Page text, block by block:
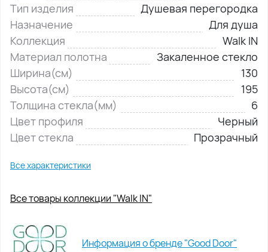
Тип изделия
Душевая перегородка
Назначение
Для душа
Коллекция
Walk IN
Материал полотна
Закаленное стекло
Ширина(см)
130
Высота(см)
195
Толщина стекла(мм)
6
Цвет профиля
Черный
Цвет стекла
Прозрачный
Все характеристики
Все товары коллекции "Walk IN"
Информация о бренде "Good Door"